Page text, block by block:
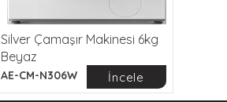
Silver Çamaşır Makinesi 6kg
Beyaz
AE-CM-N306W İncele